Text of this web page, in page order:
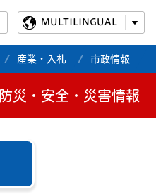
MULTILINGUAL
産業・入札 市政情報
防災・安全・災害情報